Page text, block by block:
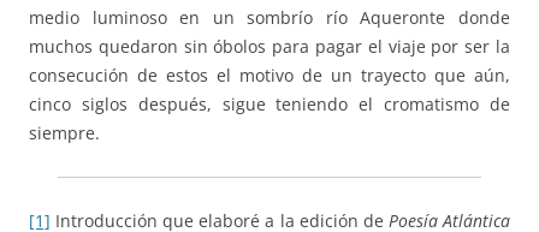
medio luminoso en un sombrío río Aqueronte donde
muchos quedaron sin óbolos para pagar el viaje por ser la
consecución de estos el motivo de un trayecto que aún,
cinco siglos después, sigue teniendo el cromatismo de
siempre.
[1] Introducción que elaboré a la edición de Poesía Atlántica